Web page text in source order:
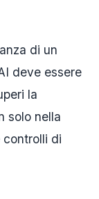
di un
deve essere
la
solo nella
di